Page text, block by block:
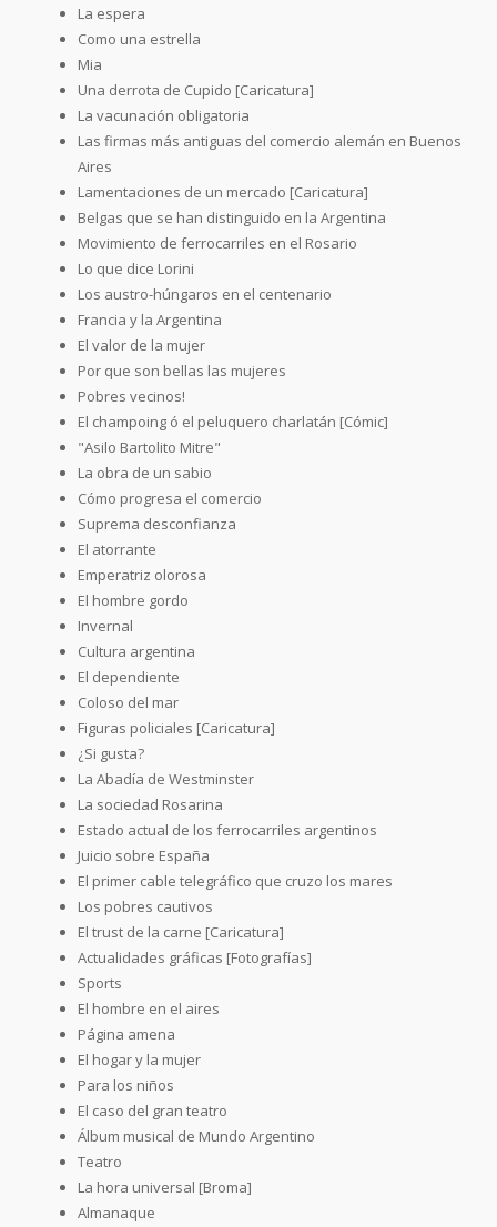
La espera
Como una estrella
Mia
Una derrota de Cupido [Caricatura]
La vacunación obligatoria
Las firmas más antiguas del comercio alemán en Buenos
Aires
Lamentaciones de un mercado [Caricatura]
Belgas que se han distinguido en la Argentina
Movimiento de ferrocarriles en el Rosario
Lo que dice Lorini
Los austro-húngaros en el centenario
Francia y la Argentina
El valor de la mujer
Por que son bellas las mujeres
Pobres vecinos!
El champoing ó el peluquero charlatán [Cómic]
"Asilo Bartolito Mitre"
La obra de un sabio
Cómo progresa el comercio
Suprema desconfianza
El atorrante
Emperatriz olorosa
El hombre gordo
Invernal
Cultura argentina
El dependiente
Coloso del mar
Figuras policiales [Caricatura]
¿Si gusta?
La Abadía de Westminster
La sociedad Rosarina
Estado actual de los ferrocarriles argentinos
Juicio sobre España
El primer cable telegráfico que cruzo los mares
Los pobres cautivos
El trust de la carne [Caricatura]
Actualidades gráficas [Fotografías]
Sports
El hombre en el aires
Página amena
El hogar y la mujer
Para los niños
El caso del gran teatro
Álbum musical de Mundo Argentino
Teatro
La hora universal [Broma]
Almanaque